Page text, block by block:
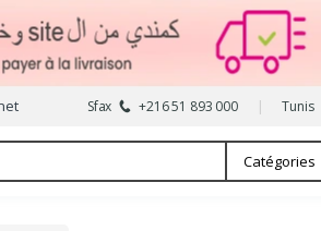
Sfax +216 51 893 000 Tunis
Catégories